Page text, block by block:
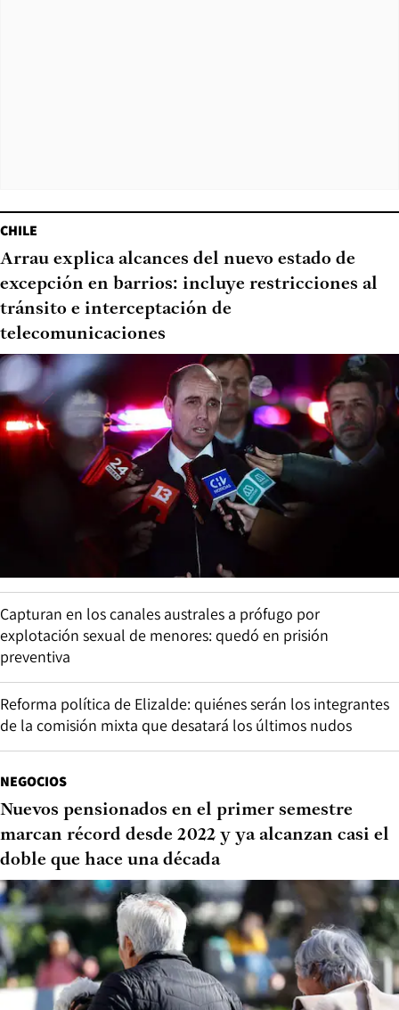
CHILE
Arrau explica alcances del nuevo estado de
excepción en barrios: incluye restricciones al
tránsito e interceptación de
telecomunicaciones
Capturan en los canales australes a prófugo por
explotación sexual de menores: quedó en prisión
preventiva
Reforma política de Elizalde: quiénes serán los integrantes
de la comisión mixta que desatará los últimos nudos
NEGOCIOS
Nuevos pensionados en el primer semestre
marcan récord desde 2022 y ya alcanzan casi el
doble que hace una década